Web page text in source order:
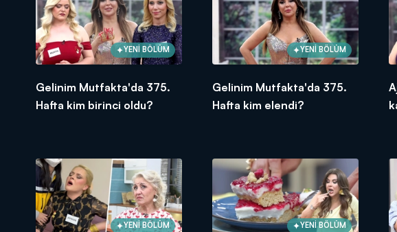
YENİ BÖLÜM
Gelinim Mutfakta'da 375.
Hafta kim birinci oldu?
YENİ BÖLÜM
Gelinim Mutfakta'da 375.
Hafta kim elendi?
YENİ BÖLÜM YENİ BÖLÜM